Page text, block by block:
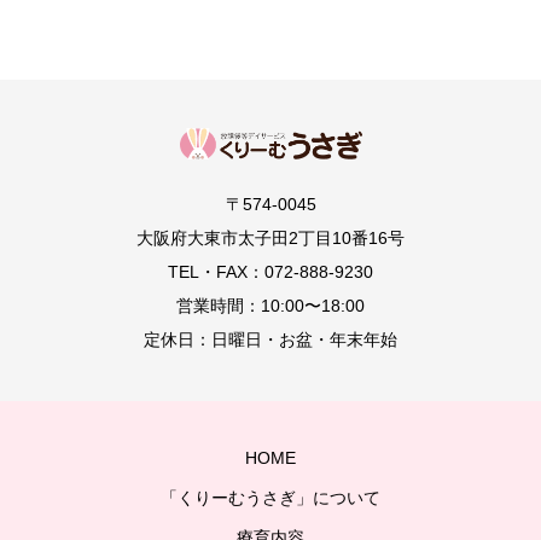
〒574-0045
大阪府大東市太子田2丁目10番16号
TEL・FAX：072-888-9230
営業時間：10:00〜18:00
定休日：日曜日・お盆・年末年始
HOME
「くりーむうさぎ」について